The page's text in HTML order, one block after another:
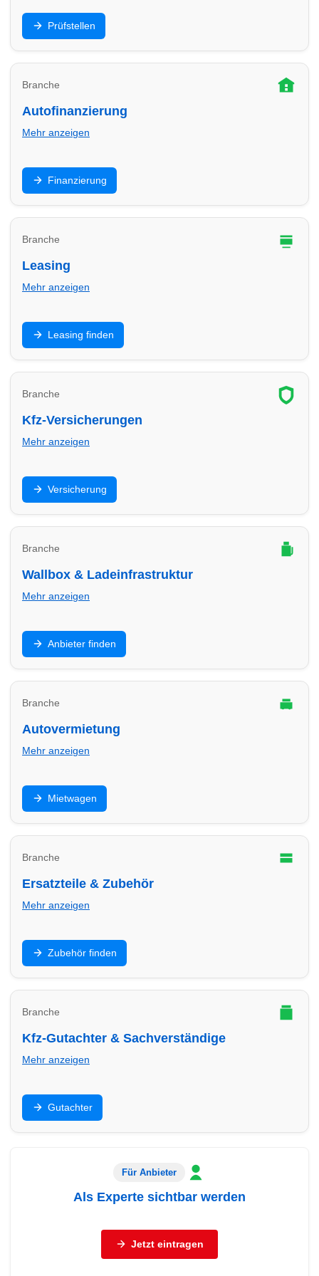
HU/AU, Eintragung, Sicherheitschecks: Finde
Prüfstellen in Minden und plane Termine für
Hauptuntersuchung & Gutachten.
Prüfstellen
Branche
Autofinanzierung
Mehr anzeigen
Ratenkredit, Ballonfinanzierung oder
Händlerfinanzierung: Vergleiche Angebote in Minden
und finde passende Partner für dein Budget.
Finanzierung
Branche
Leasing
Mehr anzeigen
Privat- oder Gewerbeleasing: Finde Leasinganbieter
in Minden und vergleiche Laufzeit, Rate, Kilometer
und Service.
Leasing finden
Branche
Kfz-Versicherungen
Mehr anzeigen
Haftpflicht, Teilkasko, Vollkasko: Finde
Versicherungsberater in Minden und optimiere Preis,
Leistungen und Selbstbeteiligung.
Versicherung
Branche
Wallbox & Ladeinfrastruktur
Mehr anzeigen
Wallbox, Installation, Abrechnung und Ladepunkte:
Finde Anbieter in Minden für E-Mobilität zu Hause und
im Gewerbe.
Anbieter finden
Branche
Autovermietung
Mehr anzeigen
Mietwagen für Urlaub, Umzug oder Werkstatt-Ersatz:
Finde Autovermietungen in Minden und vergleiche
Konditionen.
Mietwagen
Branche
Ersatzteile & Zubehör
Mehr anzeigen
Teile, Batterien, Öl, Zubehör und Einbau: Finde
Anbieter in Minden für schnelle Verfügbarkeit und
passende Beratung.
Zubehör finden
Branche
Kfz-Gutachter & Sachverständige
Mehr anzeigen
Unfallgutachten, Bewertung, Beweissicherung: Finde
Gutachter in Minden – seriös, dokumentationsstark
und schnell.
Gutachter
Für Anbieter
Als Experte sichtbar werden
Sie sind Autohaus, freier Händler, Werkstatt oder
Servicebetrieb (Reifen, Autoglas, Aufbereitung,
Abschleppdienst, Gutachter)?
Jetzt eintragen